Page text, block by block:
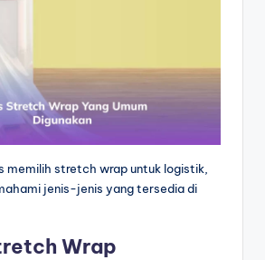
memilih stretch wrap untuk logistik,
jenis-jenis yang tersedia di
Wrap